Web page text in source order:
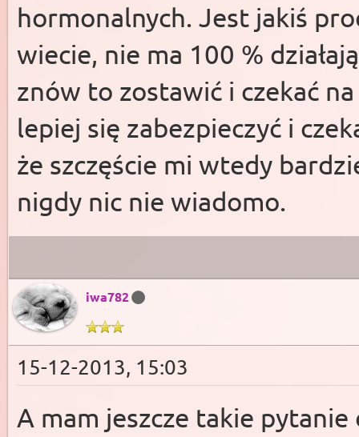
hormonalnych. Jest jakiś
wiecie, nie ma 100 %
znów to zostawić i czekać
lepiej się zabezpieczyć i
że szczęście mi wtedy
nigdy nic nie wiadomo.
iwa782
15-12-2013, 15:03
A mam jeszcze takie